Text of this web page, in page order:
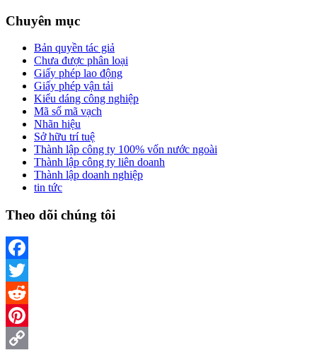
Chuyên mục
Bản quyền tác giả
Chưa được phân loại
Giấy phép lao động
Giấy phép vận tải
Kiểu dáng công nghiệp
Mã số mã vạch
Nhãn hiệu
Sở hữu trí tuệ
Thành lập công ty 100% vốn nước ngoài
Thành lập công ty liên doanh
Thành lập doanh nghiệp
tin tức
Theo dõi chúng tôi
Facebook
Twitter
Reddit
Pinterest